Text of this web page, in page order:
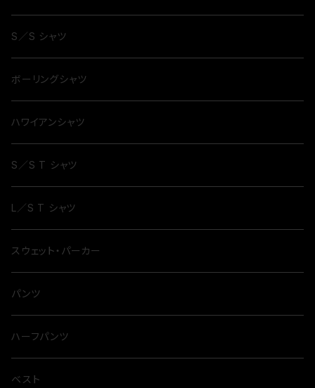
S／S シャツ
ボーリングシャツ
ハワイアンシャツ
S／S T シャツ
L／S T シャツ
スウェット・パーカー
パンツ
ハーフパンツ
ベスト